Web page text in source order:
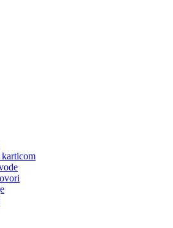
karticom